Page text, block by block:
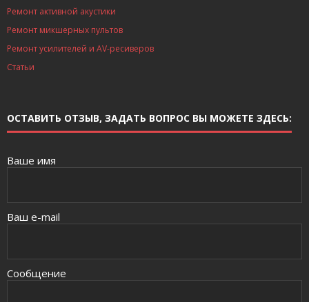
Ремонт активной акустики
Ремонт микшерных пультов
Ремонт усилителей и AV-ресиверов
Статьи
ОСТАВИТЬ ОТЗЫВ, ЗАДАТЬ ВОПРОС ВЫ МОЖЕТЕ ЗДЕСЬ:
Ваше имя
Ваш e-mail
Сообщение